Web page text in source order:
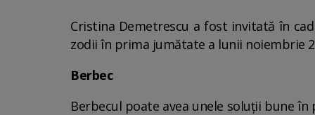
Cristina Demetrescu a fost invitată în
zodii în prima jumătate a lunii noiembrie
Berbec
Berbecul poate avea unele soluții bune